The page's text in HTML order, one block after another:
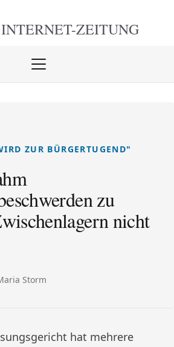
INTERNET-ZEITUNG
Menü
ZUR BÜRGERTUGEND"
zu
nicht
Storm
hat mehrere